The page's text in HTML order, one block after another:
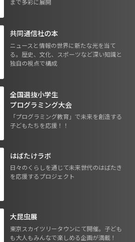
まで多彩に展開
共同通信社の本
ニュースと情報の世界に新たな光を当て
る。歴史、文化、スポーツなど深い知識と
独自の視点で構成
全国選抜小学生
プログラミング大会
「プログラミング教育」で未来を創造する
子どもたちを応援！！
はばたけラボ
日々のくらしを通じて未来世代のはばたき
を応援するプロジェクト
大昆虫展
東京スカイツリータウンにて開催。子ども
も大人もみんなで楽しめる企画が満載！